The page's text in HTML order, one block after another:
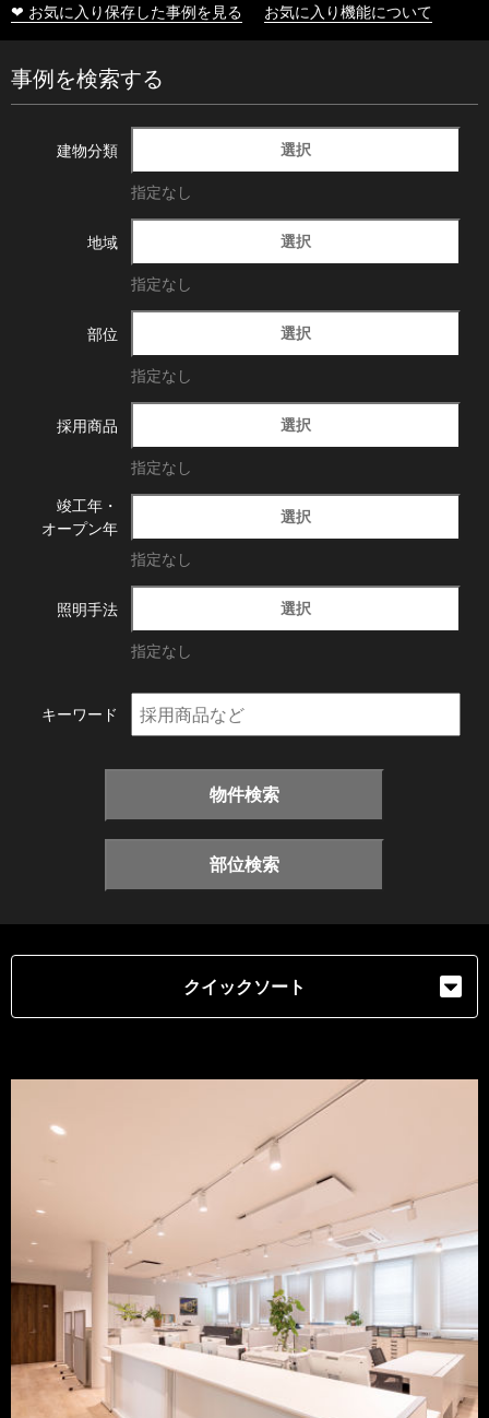
❤ お気に入り保存した事例を見る お気に入り機能について
事例を検索する
建物分類 選択
指定なし
地域 選択
指定なし
部位 選択
指定なし
採用商品 選択
指定なし
竣工年・
オープン年
選択
指定なし
照明手法 選択
指定なし
キーワード
物件検索
部位検索
クイックソート